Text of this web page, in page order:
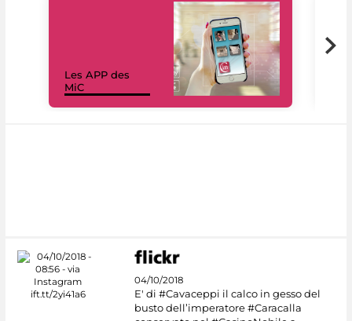
Les APP des
MiC
04/10/2018
E' di #Cavaceppi il calco in gesso del
busto dell’imperatore #Caracalla